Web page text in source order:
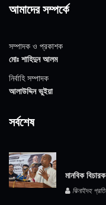
আমাদের সম্পর্কে
সম্পাদক ও প্রকাশক
মোঃ শাহিদুন আলম
নির্বাহি সম্পাদক
আলাউদ্দিন ভুইয়া
সর্বশেষ
মানবিক
ঝিনাইদহ